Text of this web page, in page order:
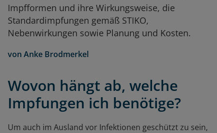
Impfformen und ihre Wirkungsweise, die
Standardimpfungen gemäß STIKO,
Nebenwirkungen sowie Planung und Kosten.
von Anke Brodmerkel
Wovon hängt ab, welche
Impfungen ich benötige?
Um auch im Ausland vor Infektionen geschützt zu sein,